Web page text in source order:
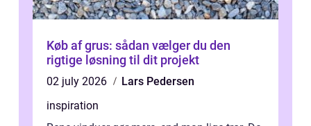
Køb af grus: sådan vælger du den
rigtige løsning til dit projekt
02 july 2026
Lars Pedersen
inspiration